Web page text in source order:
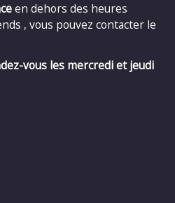
en dehors des heures
, vous pouvez contacter le
vous les mercredi et jeudi